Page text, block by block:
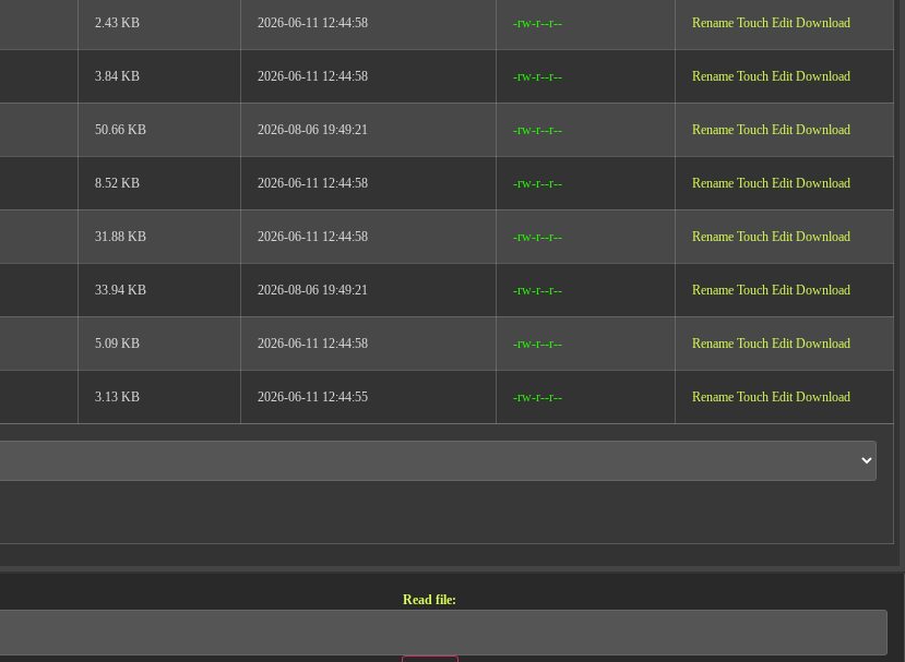
2.43 KB 2026-06-11 12:44:58 -rw-r--r-- Rename Touch Edit Download
3.84 KB 2026-06-11 12:44:58 -rw-r--r-- Rename Touch Edit Download
50.66 KB 2026-08-06 19:49:21 -rw-r--r-- Rename Touch Edit Download
8.52 KB 2026-06-11 12:44:58 -rw-r--r-- Rename Touch Edit Download
31.88 KB 2026-06-11 12:44:58 -rw-r--r-- Rename Touch Edit Download
33.94 KB 2026-08-06 19:49:21 -rw-r--r-- Rename Touch Edit Download
5.09 KB 2026-06-11 12:44:58 -rw-r--r-- Rename Touch Edit Download
3.13 KB 2026-06-11 12:44:55 -rw-r--r-- Rename Touch Edit Download
Read file: